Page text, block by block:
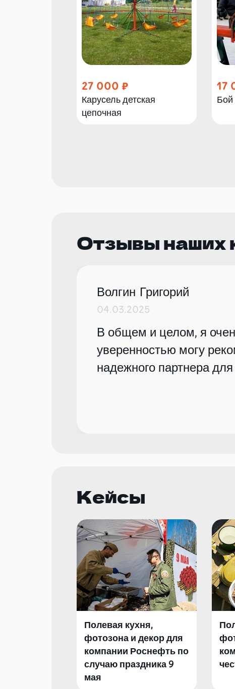
27 000
Карусель детская
цепочная
17
Бой
Отзывы наших
Волгин Григорий
04.03.2025
В общем и целом, я
уверенностью могу
надежного партнера
Кейсы
Полевая кухня,
фотозона и декор для
компании Роснефть по
случаю праздника 9
мая